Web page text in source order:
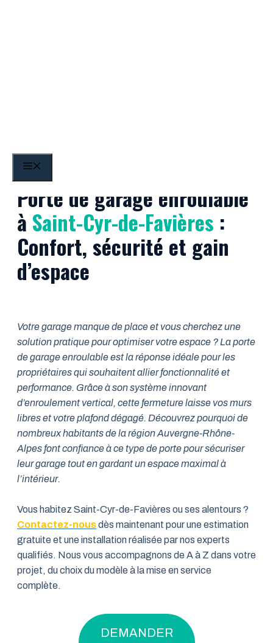
Porte de garage enroulable
à Saint-Cyr-de-Favières :
Confort, sécurité et gain
d’espace
Votre garage manque de place et vous cherchez une
solution pratique pour optimiser votre espace ? La porte
de garage enroulable est la réponse idéale pour les
propriétaires qui souhaitent allier fonctionnalité et
performance. Grâce à son système innovant
d’enroulement vertical, cette fermeture laisse vos murs
libres et votre plafond dégagé. Découvrez pourquoi de
nombreux habitants de la région Auvergne-Rhône-
Alpes font confiance à ce type de porte pour sécuriser
leur garage tout en gardant un espace maximal à
l’intérieur.
Vous habitez Saint-Cyr-de-Favières ou ses alentours ?
Contactez-nousdès maintenant pour une estimation
gratuite et une installation réalisée par nos experts
qualifiés. Nous vous accompagnons de A à Z dans votre
projet, du choix du modèle à la mise en service
complète.
DEMANDER